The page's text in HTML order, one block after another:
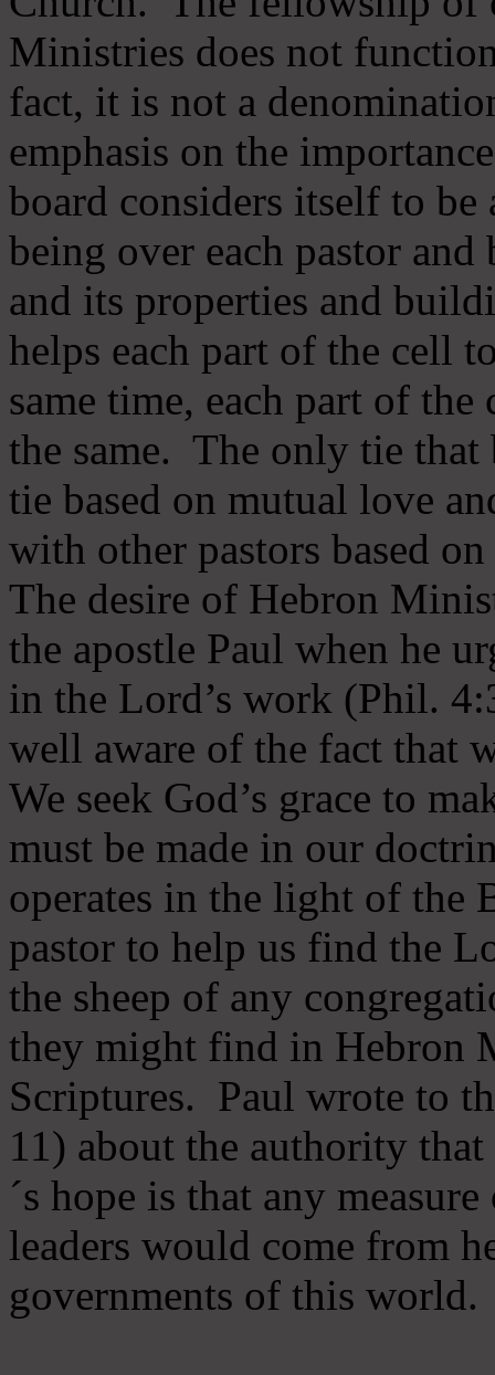
Ministries does not
fact, it is not a
emphasis on the
board considers itself to be
being over each pastor
and its properties and
helps each part of the cell
same time, each part of
the same. The only tie that
tie based on mutual love
with other pastors based
The desire of Hebron
the apostle Paul when he
in the Lord’s work (Phil.
well aware of the fact that
We seek God’s grace to
must be made in our
operates in the light of the
pastor to help us find the
the sheep of any
they might find in Hebron
Scriptures. Paul wrote to
11) about the authority
´s hope is that any
leaders would come from
governments of this world.